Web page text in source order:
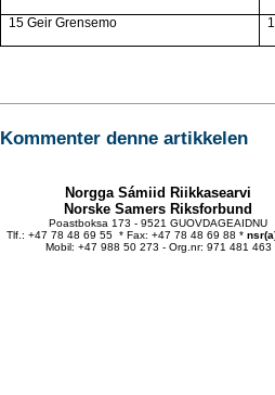
15 Geir Grensemo
Kommenter denne artikkelen
Norgga Sámiid Riikkasearvi
Norske Samers Riksforbund
Poastboksa 173 - 9521 GUOVDAGEAIDNU
Tlf.: +47 78 48 69 55 * Fax: +47 78 48 69 88 *
Mobil: +47 988 50 273 - Org.nr: 971 481 463